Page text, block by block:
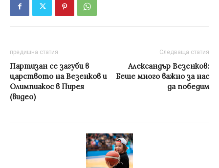
предишна статия
Партизан се загуби в
царството на Везенков и
Олимпиакос в Пирея
(видео)
Следваща статия
Александър Везенков:
Беше много важно за нас
да победим